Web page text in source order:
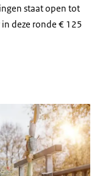
staat open tot
deze ronde € 125
in een rolstoel